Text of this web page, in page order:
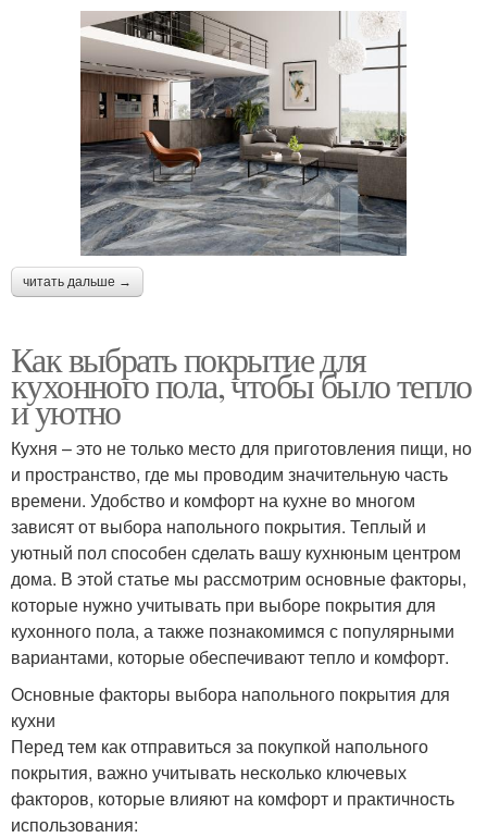
читать дальше →
Как выбрать покрытие для
кухонного пола, чтобы было тепло
и уютно
Кухня – это не только место для приготовления пищи, но
и пространство, где мы проводим значительную часть
времени. Удобство и комфорт на кухне во многом
зависят от выбора напольного покрытия. Теплый и
уютный пол способен сделать вашу кухнюным центром
дома. В этой статье мы рассмотрим основные факторы,
которые нужно учитывать при выборе покрытия для
кухонного пола, а также познакомимся с популярными
вариантами, которые обеспечивают тепло и комфорт.
Основные факторы выбора напольного покрытия для
кухни
Перед тем как отправиться за покупкой напольного
покрытия, важно учитывать несколько ключевых
факторов, которые влияют на комфорт и практичность
использования: